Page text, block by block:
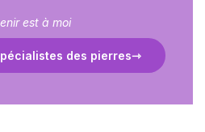
est à moi
des pierres